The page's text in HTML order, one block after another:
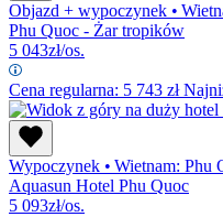
Objazd + wypoczynek •
Phu Quoc - Żar tropików
5 043zł/os.
Cena regularna: 5 743 zł
Wypoczynek • Wietnam: Phu
Aquasun Hotel Phu Quoc
5 093zł/os.